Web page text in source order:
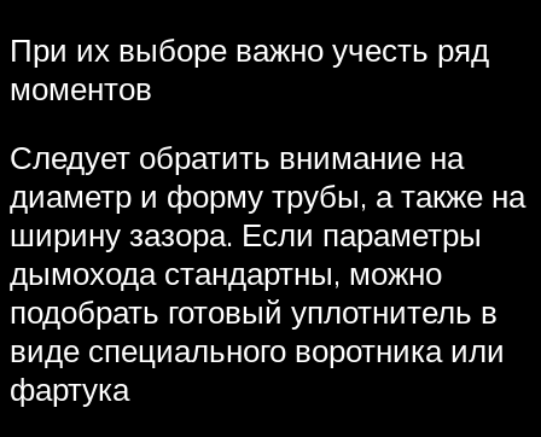
При их выборе важно учесть ряд
моментов
Следует обратить внимание на
диаметр и форму трубы, а также на
ширину зазора. Если параметры
дымохода стандартны, можно
подобрать готовый уплотнитель в
виде специального воротника или
фартука